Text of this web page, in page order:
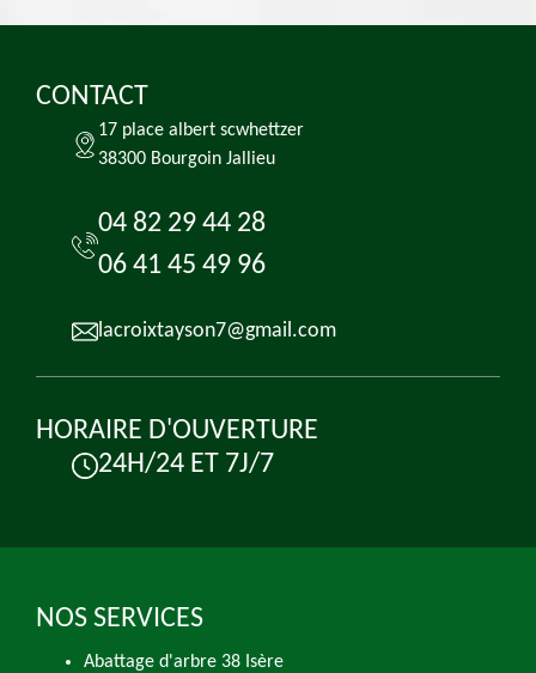
CONTACT
17 place albert scwhettzer
38300 Bourgoin Jallieu
04 82 29 44 28
06 41 45 49 96
lacroixtayson7@gmail.com
HORAIRE D'OUVERTURE
24H/24 ET 7J/7
NOS SERVICES
Abattage d'arbre 38 Isère